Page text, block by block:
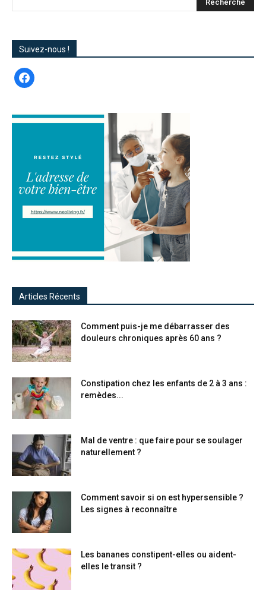
Suivez-nous !
facebook
Articles Récents
Comment puis-je me débarrasser des
douleurs chroniques après 60 ans ?
Constipation chez les enfants de 2 à 3 ans :
remèdes...
Mal de ventre : que faire pour se soulager
naturellement ?
Comment savoir si on est hypersensible ?
Les signes à reconnaître
Les bananes constipent-elles ou aident-
elles le transit ?